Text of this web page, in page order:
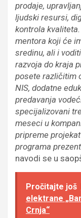
prodaje,
ljudski resursi,
kontrola
mentora koji će
sredinu, ali i
razvoja do kraja
posete različitim
NIS, dodatne
predavanja
specijalizovani
meseci u
pripreme
programa
navodi se u
Pročitajte još
elektrane
Crnja“